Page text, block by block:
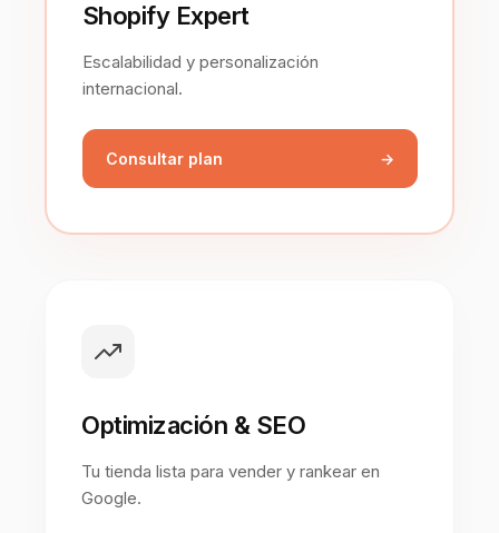
Shopify Expert
Escalabilidad y personalización
internacional.
Consultar plan →
Optimización & SEO
Tu tienda lista para vender y rankear en
Google.